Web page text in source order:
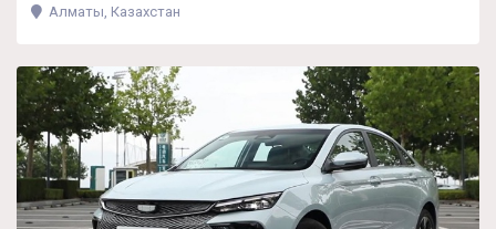
Алматы, Казахстан